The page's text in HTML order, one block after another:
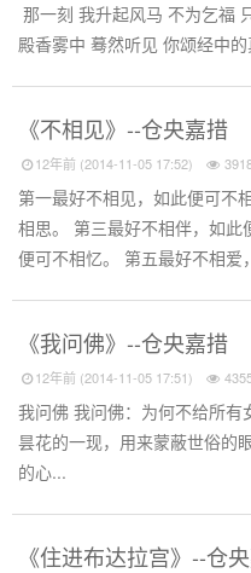
那一刻 我升起风马 不为乞福
殿香雾中 蓦然听见 你颂经中
《不相见》--仓央嘉措
12年前 (2014-11-05 17:52)
第一最好不相见，如此便可不
相思。 第三最好不相伴，如
便可不相忆。 第五最好不相爱
《我问佛》--仓央嘉措
12年前 (2014-11-05 17:51)
我问佛 我问佛：为何不给所
昙花的一现，用来蒙蔽世俗的
的心...
《住进布达拉宫》--仓